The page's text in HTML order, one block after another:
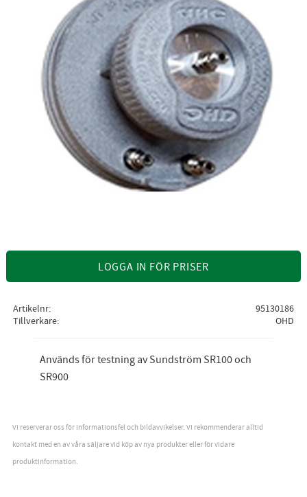
LOGGA IN FÖR PRISER
Artikelnr
95130186
Tillverkare
OHD
Används för testning av Sundström SR100 och
SR900
Vi reserverar oss för informationsfel och bildavvikelser. Vi rekommenderar alltid
kontakt med en av våra säljare vid köp av nya produkter eller för vidare
produktinformation.